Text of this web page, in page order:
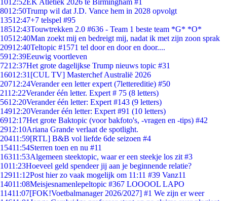
1012:52EK Atletiek 2026 te Birmingham #1
8012:50Trump wil dat J.D. Vance hem in 2028 opvolgt
13512:47+7 telspel #95
18512:43Touwtrekken 2.0 #636 - Team 1 beste team *G* *O*
10512:40Man zoekt mij en bedreigt mij, nadat ik met zijn zoon sprak
20912:40Teltopic #1571 tel door en door en door....
5912:39Eeuwig voortleven
7212:37Het grote dagelijkse Trump nieuws topic #31
16012:31 [CUL TV] Masterchef Australië 2026
20712:24Verander een letter expert (7lettereditie) #50
2112:22Verander één letter. Expert # 75 (8 letters)
5612:20Verander één letter: Expert #143 (9 letters)
14912:20Verander één letter: Expert #91 (10 letters)
6912:17Het grote Baktopic (voor bakfoto's, -vragen en -tips) #42
2912:10Ariana Grande verlaat de spotlight.
20411:59[RTL] B&B vol liefde 6de seizoen #4
15411:54Sterren toen en nu #11
16311:53Algemeen steektopic, waar er een steekje los zit #3
1011:23Hoeveel geld spendeer jij aan je beginnende relatie?
12911:12Post hier zo vaak mogelijk om 11:11 #39 Vanz11
14011:08Meisjesnamenlepeltopic #367 LOOOOL LAPO
11411:07[FOK!Voetbalmanager 2026/2027] #1 We zijn er weer